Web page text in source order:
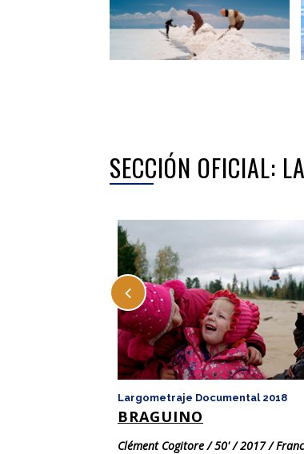
SECCIÓN OFICIAL:
Largometraje Documental 2018
BRAGUINO
Clément Cogitore / 50' / 2017 /